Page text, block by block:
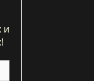
и